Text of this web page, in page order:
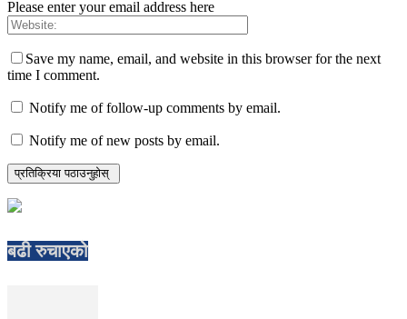
Please enter your email address here
Save my name, email, and website in this browser for the next
time I comment.
Notify me of follow-up comments by email.
Notify me of new posts by email.
बढी रुचाएको